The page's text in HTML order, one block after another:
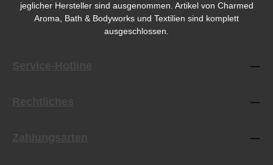
jeglicher Hersteller sind ausgenommen. Artikel von Charmed
Aroma, Bath & Bodyworks und Textilien sind komplett
ausgeschlossen.